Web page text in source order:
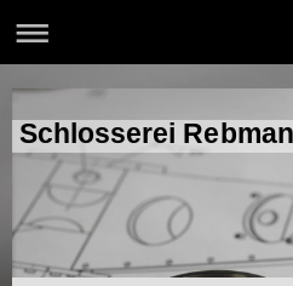
Schlosserei